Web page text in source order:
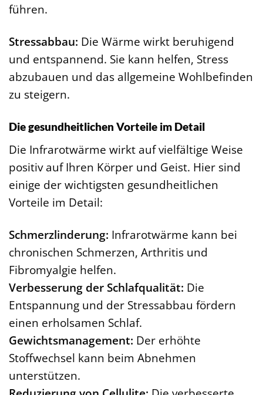
führen.
Stressabbau: Die Wärme wirkt beruhigend
und entspannend. Sie kann helfen, Stress
abzubauen und das allgemeine Wohlbefinden
zu steigern.
Die gesundheitlichen Vorteile im Detail
Die Infrarotwärme wirkt auf vielfältige Weise
positiv auf Ihren Körper und Geist. Hier sind
einige der wichtigsten gesundheitlichen
Vorteile im Detail:
Schmerzlinderung: Infrarotwärme kann bei
chronischen Schmerzen, Arthritis und
Fibromyalgie helfen.
Verbesserung der Schlafqualität: Die
Entspannung und der Stressabbau fördern
einen erholsamen Schlaf.
Gewichtsmanagement: Der erhöhte
Stoffwechsel kann beim Abnehmen
unterstützen.